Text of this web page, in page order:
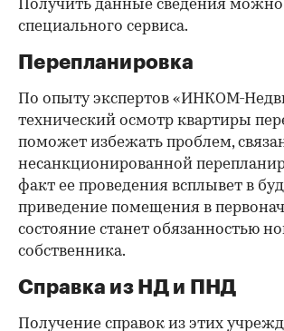
Получить данные сведения
специального сервиса.
Перепланировка
По опыту экспертов «ИНКОМ-
технический осмотр квартиры
поможет избежать проблем,
несанкционированной
факт ее проведения всплывет в
приведение помещения в
состояние станет обязанностью
собственника.
Справка из НД и ПНД
Получение справок из этих